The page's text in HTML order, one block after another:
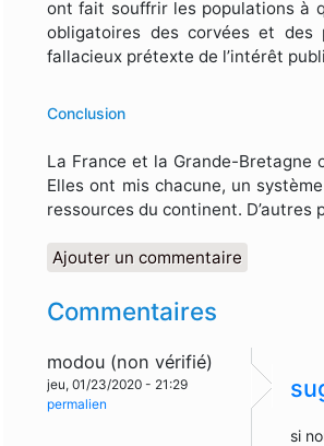
ont fait souffrir les populations à
obligatoires des corvées et
fallacieux prétexte de l’intérêt
Conclusion
La France et la Grande-Bretagne
Elles ont mis chacune, un
ressources du continent.
Ajouter un commentaire
Commentaires
modou (non vérifié)
jeu, 01/23/2020 - 21:29
permalien
si